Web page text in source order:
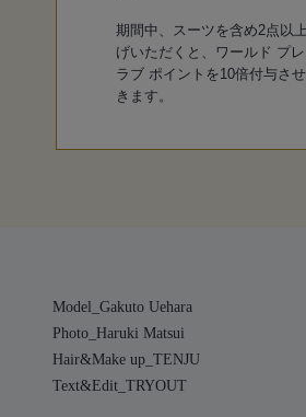
期間中、スーツを含め2点以
げいただくと、ワールド プ
ラブ ポイントを10倍付与さ
きます。
Model_Gakuto Uehara
Photo_Haruki Matsui
Hair&Make up_TENJU
Text&Edit_TRYOUT